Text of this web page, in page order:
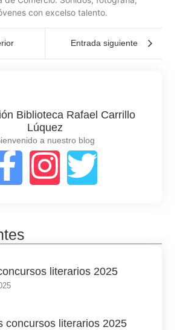
con excelso talento.
Entrada siguiente
Biblioteca Rafael Carrillo
Lúquez
a nuestro blog
literarios 2025
concursos literarios 2025